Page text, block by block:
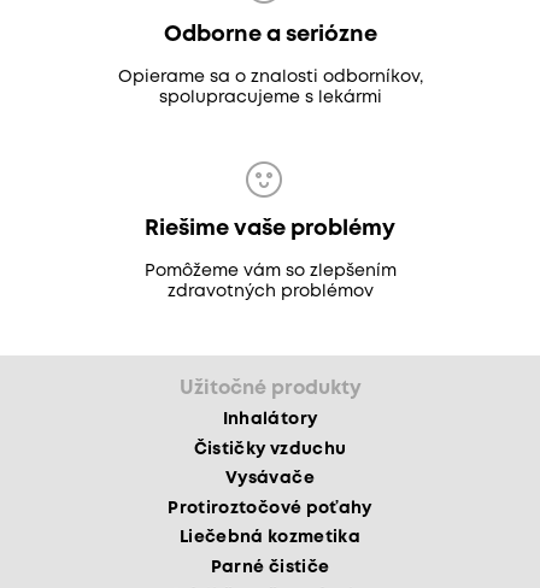
Odborne a seriózne
Opierame sa o znalosti odborníkov,
spolupracujeme s lekármi
Riešime vaše problémy
Pomôžeme vám so zlepšením
zdravotných problémov
Užitočné produkty
Inhalátory
Čističky vzduchu
Vysávače
Protiroztočové poťahy
Liečebná kozmetika
Parné čističe